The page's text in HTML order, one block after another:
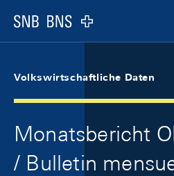
Logo
Volkswirtschaftliche Daten
Monatsbericht
/ Bulletin